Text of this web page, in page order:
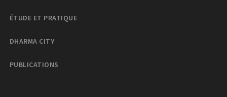
ÉTUDE ET PRATIQUE
DHARMA CITY
PUBLICATIONS